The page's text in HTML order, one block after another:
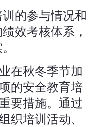
的参与情况和
效考核体系，
在秋冬季节加
的安全教育培
要措施。通过
织培训活动、